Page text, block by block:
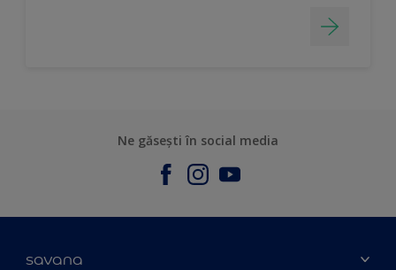
Ne găsești în social media
savana